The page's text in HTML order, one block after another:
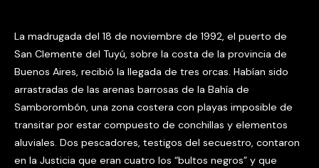
La madrugada del 18 de noviembre de 1992, el puerto de
San Clemente del Tuyú, sobre la costa de la provincia de
Buenos Aires, recibió la llegada de tres orcas. Habían sido
arrastradas de las arenas barrosas de la Bahía de
Samborombón, una zona costera con playas imposible de
transitar por estar compuesto de conchillas y elementos
aluviales. Dos pescadores, testigos del secuestro, contaron
en la Justicia que eran cuatro los “bultos negros” y que